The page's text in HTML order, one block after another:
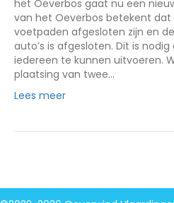
het Oeverbos gaat nu een
van het Oeverbos betekent
voetpaden afgesloten zijn en
auto’s is afgesloten. Dit is
iedereen te kunnen uitvoeren.
plaatsing van twee…
Lees meer